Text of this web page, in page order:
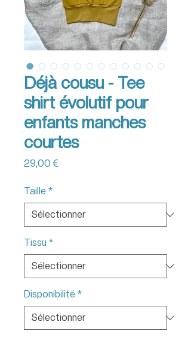
Déjà cousu - Tee
shirt évolutif pour
enfants manches
courtes
29,00 €Prix
Taille *
Tissu *
Disponibilité *